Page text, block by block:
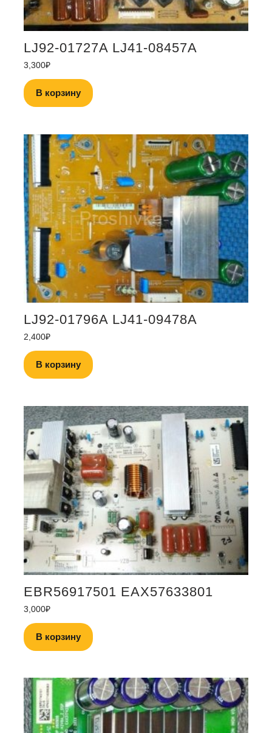
LJ92-01727A LJ41-08457A
3,300₽
В корзину
LJ92-01796A LJ41-09478A
2,400₽
В корзину
EBR56917501 EAX57633801
3,000₽
В корзину